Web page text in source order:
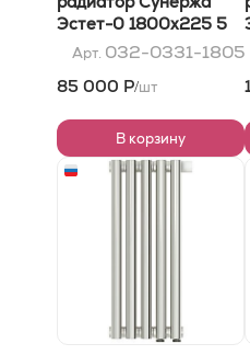
Эстет-0 1800х225 5
секций, Матовое
золото
Арт. 032-0331-1805
85 000 Р/шт
В корзину